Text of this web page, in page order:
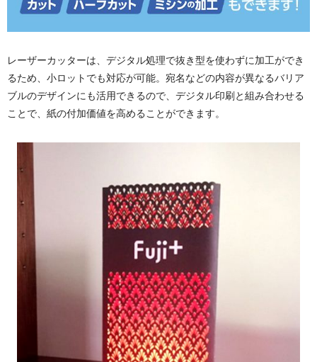
レーザーカッターは、デジタル処理で抜き型を使わずに加工ができ
るため、小ロットでも対応が可能。宛名などの内容が異なるバリア
ブルのデザインにも活用できるので、デジタル印刷と組み合わせる
ことで、紙の付加価値を高めることができます。